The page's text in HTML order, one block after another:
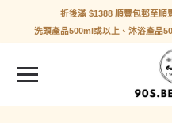
折後滿 $1388 順豐包郵至順
洗頭產品500ml或以上、沐浴產品